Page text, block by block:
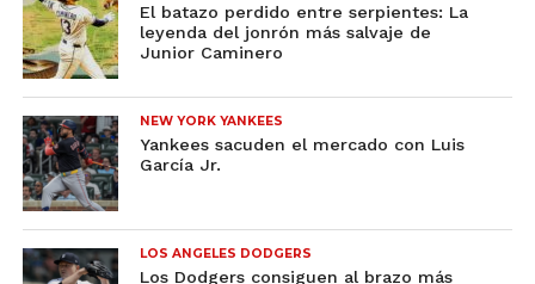
El batazo perdido entre serpientes: La
leyenda del jonrón más salvaje de
Junior Caminero
NEW YORK YANKEES
Yankees sacuden el mercado con Luis
García Jr.
LOS ANGELES DODGERS
Los Dodgers consiguen al brazo más